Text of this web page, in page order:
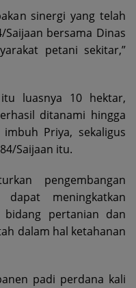
sinergi yang telah
bersama Dinas
petani sekitar,”
luasnya 10 hektar,
ditanami hingga
Priya, sekaligus
Saijaan itu.
pengembangan
meningkatkan
pertanian dan
dalam hal ketahanan
padi perdana kali